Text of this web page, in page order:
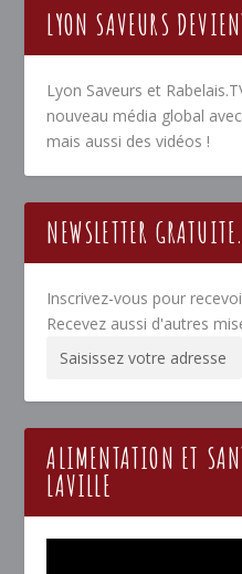
LYON SAVEURS
Lyon Saveurs et
nouveau média global
mais aussi des vidéos !
NEWSLETTER
Inscrivez-vous pour
Recevez aussi d'autres
ALIMENTATION ET
LAVILLE